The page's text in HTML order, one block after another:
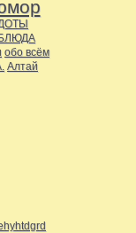
БЛЮДА
обо всём
Алтай